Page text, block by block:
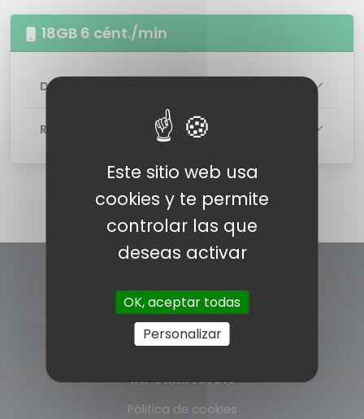
18GB 6 cént./min
DETALLES DE LA TARIFA
RED
INFORMACÍON
Pólitica de cookies
Este sitio web usa
cookies y te permite
controlar las que
deseas activar
OK, aceptar todas
Personalizar